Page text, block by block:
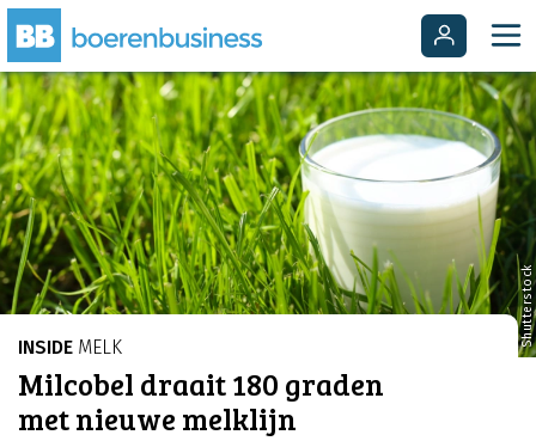
Shutterstock
INSIDE MELK
Milcobel draait 180 graden
met nieuwe melklijn